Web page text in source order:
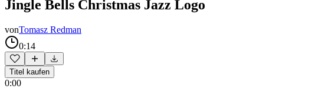
Jingle Bells Christmas Jazz Logo
vonTomasz Redman
0:14
Titel kaufen
0:00